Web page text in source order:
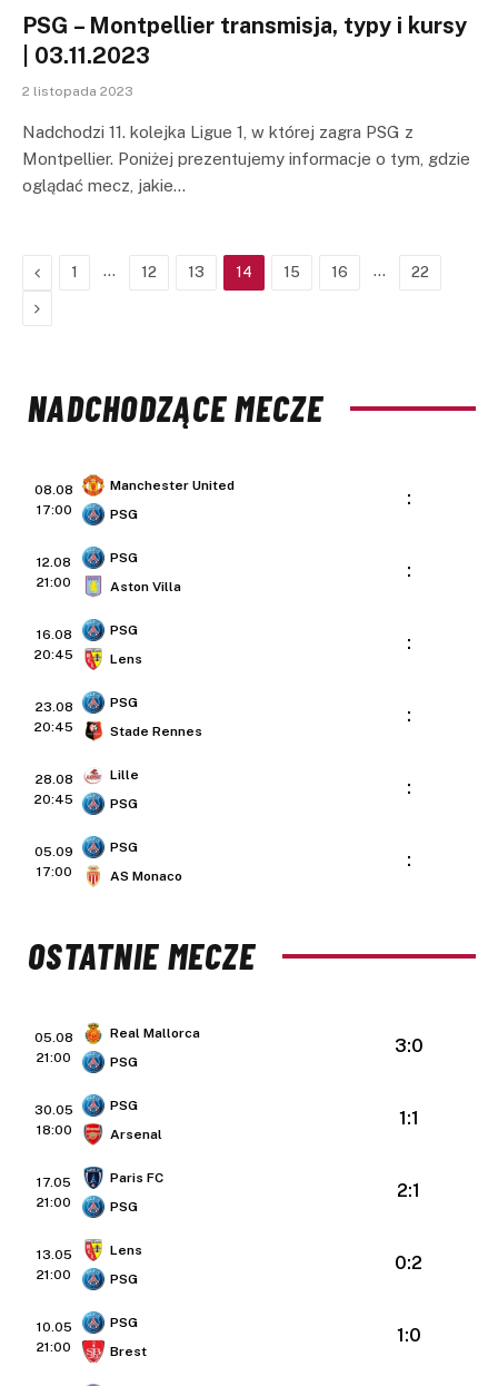
PSG – Montpellier transmisja, typy i kursy
| 03.11.2023
2 listopada 2023
Nadchodzi 11. kolejka Ligue 1, w której zagra PSG z
Montpellier. Poniżej prezentujemy informacje o tym, gdzie
oglądać mecz, jakie…
Previous
1 … 12 13 14 15 16 … 22
Next
NADCHODZĄCE MECZE
08.08
17:00
Manchester United
PSG
:
12.08
21:00
PSG
Aston Villa
:
16.08
20:45
PSG
Lens
:
23.08
20:45
PSG
Stade Rennes
:
28.08
20:45
Lille
PSG
:
05.09
17:00
PSG
AS Monaco
:
OSTATNIE MECZE
05.08
21:00
Real Mallorca
PSG
3:0
30.05
18:00
PSG
Arsenal
1:1
17.05
21:00
Paris FC
PSG
2:1
13.05
21:00
Lens
PSG
0:2
10.05
21:00
PSG
Brest
1:0